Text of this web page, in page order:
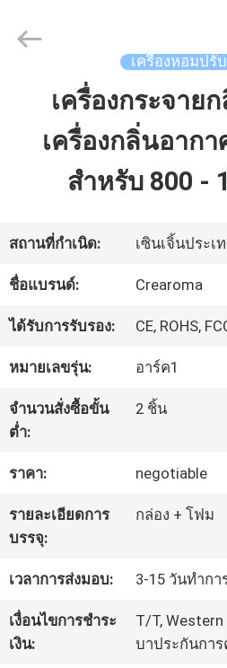
ผลิตภัณฑ์
วิดีโอ
เกี่ยว
ทัวร์
Meter
เครื่องหอมปรั
เครื่องกระจาย
เครื่องกลิ่นอาก
สำหรับ 800 -
สถานที่กำเนิด: เซินเจิ้นประเ
ชื่อแบรนด์: Crearoma
ได้รับการรับรอง: CE, ROHS,
หมายเลขรุ่น: อาร์ค1
จำนวนสั่งซื้อขั้น
ต่ำ:
2 ชิ้น
ราคา: negotiable
รายละเอียดการ
บรรจุ:
กล่อง + โฟม
เวลาการส่งมอบ: 3-15 วันทำกา
เงื่อนไขการชำระ
เงิน:
T/T, Western
บาประกันการ